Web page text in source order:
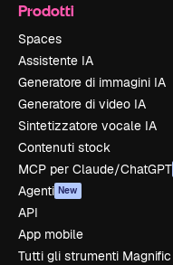
Prodotti
Spaces
Assistente IA
Generatore di immagini IA
Generatore di video IA
Sintetizzatore vocale IA
Contenuti stock
MCP per Claude/ChatGPT
Agenti New
API
App mobile
Tutti gli strumenti Magnific